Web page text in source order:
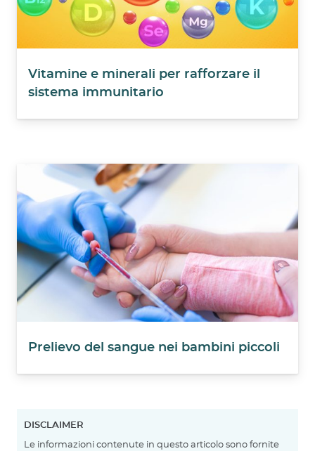
Vitamine e minerali per rafforzare il
sistema immunitario
Prelievo del sangue nei bambini piccoli
DISCLAIMER
Le informazioni contenute in questo articolo sono fornite